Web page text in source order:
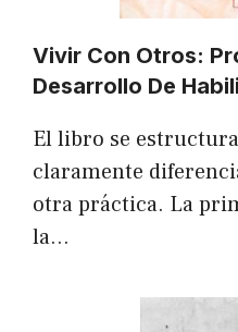
Vivir Con Otros:
Desarrollo De
El libro se
claramente
otra práctica. La
la…